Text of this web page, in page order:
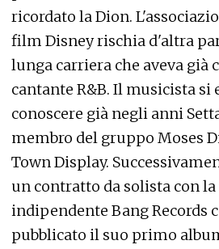
ricordato la Dion.
film Disney rischia d'altra
lunga carriera che aveva già
cantante R&B. Il musicista
conoscere già negli anni
membro del gruppo Moses
Town Display.
un contratto da solista con
indipendente Bang Records
pubblicato il suo primo